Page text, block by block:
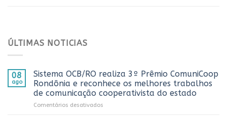
ÚLTIMAS NOTICIAS
08
ago
Sistema OCB/RO realiza 3º Prêmio ComuniCoop
Rondônia e reconhece os melhores trabalhos
de comunicação cooperativista do estado
Comentários desativados